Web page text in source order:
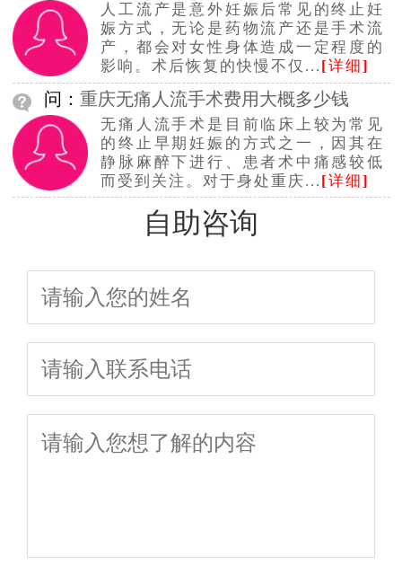
人工流产是意外妊娠后常见的终止妊
娠方式，无论是药物流产还是手术流
产，都会对女性身体造成一定程度的
影响。术后恢复的快慢不仅... [详细]
问： 重庆无痛人流手术费用大概多少钱
无痛人流手术是目前临床上较为常见
的终止早期妊娠的方式之一，因其在
静脉麻醉下进行、患者术中痛感较低
而受到关注。对于身处重庆... [详细]
自助咨询